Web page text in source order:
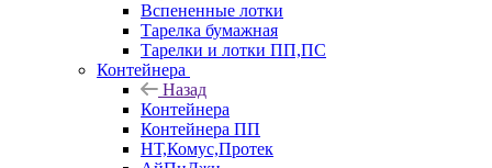
Вспененные лотки
Тарелка бумажная
Тарелки и лотки ПП,ПС
Контейнера
Назад
Контейнера
Контейнера ПП
НТ,Комус,Протек